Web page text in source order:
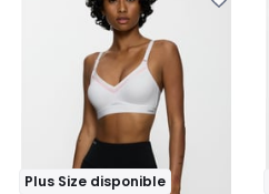
Plus Size disponible